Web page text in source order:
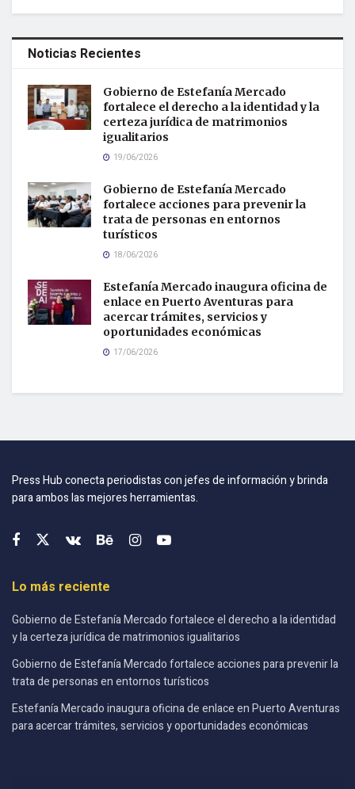
Noticias Recientes
Gobierno de Estefanía Mercado
fortalece el derecho a la identidad y la
certeza jurídica de matrimonios
igualitarios
19/06/2026
Gobierno de Estefanía Mercado
fortalece acciones para prevenir la
trata de personas en entornos
turísticos
18/06/2026
Estefanía Mercado inaugura oficina de
enlace en Puerto Aventuras para
acercar trámites, servicios y
oportunidades económicas
17/06/2026
Press Hub conecta periodistas con jefes de información y brinda
para ambos las mejores herramientas.
Lo más reciente
Gobierno de Estefanía Mercado fortalece el derecho a la identidad
y la certeza jurídica de matrimonios igualitarios
Gobierno de Estefanía Mercado fortalece acciones para prevenir la
trata de personas en entornos turísticos
Estefanía Mercado inaugura oficina de enlace en Puerto Aventuras
para acercar trámites, servicios y oportunidades económicas